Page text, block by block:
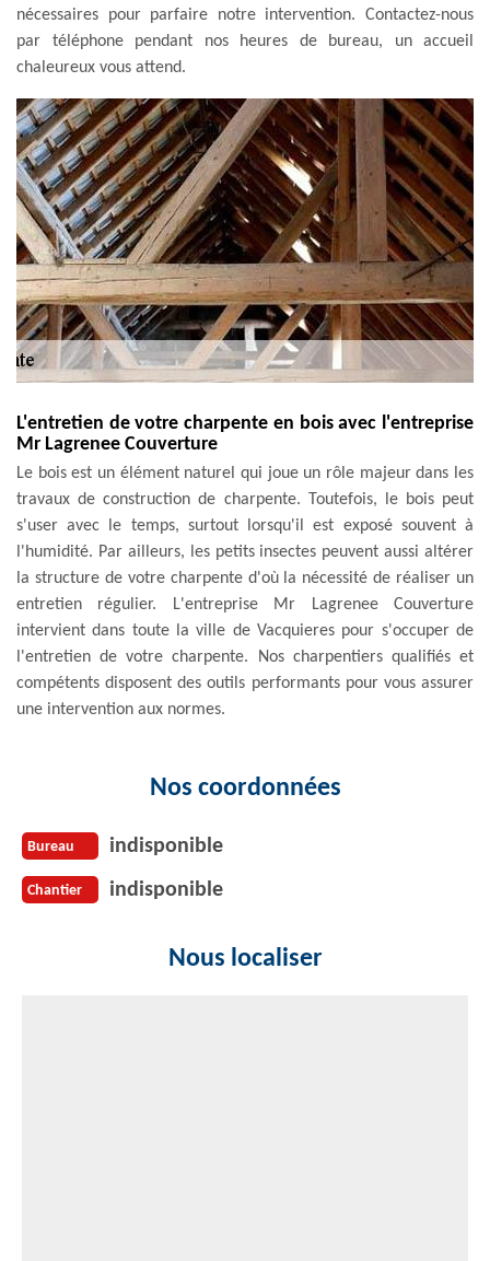
nécessaires pour parfaire notre intervention. Contactez-nous
par téléphone pendant nos heures de bureau, un accueil
chaleureux vous attend.
L'entretien de votre charpente en bois avec l'entreprise
Mr Lagrenee Couverture
Le bois est un élément naturel qui joue un rôle majeur dans les
travaux de construction de charpente. Toutefois, le bois peut
s'user avec le temps, surtout lorsqu'il est exposé souvent à
l'humidité. Par ailleurs, les petits insectes peuvent aussi altérer
la structure de votre charpente d'où la nécessité de réaliser un
entretien régulier. L'entreprise Mr Lagrenee Couverture
intervient dans toute la ville de Vacquieres pour s'occuper de
l'entretien de votre charpente. Nos charpentiers qualifiés et
compétents disposent des outils performants pour vous assurer
une intervention aux normes.
Nos coordonnées
Bureau indisponible
Chantier indisponible
Nous localiser